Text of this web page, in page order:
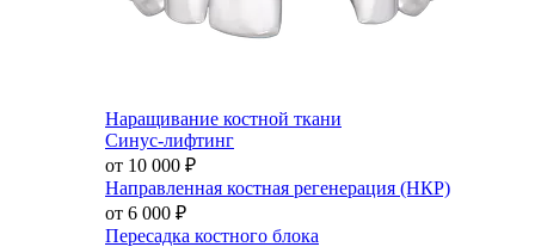
Наращивание костной ткани
Синус-лифтинг
от 10 000 ₽
Направленная костная регенерация (НКР)
от 6 000 ₽
Пересадка костного блока